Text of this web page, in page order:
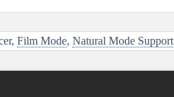
Film Mode,Natural Mode Support